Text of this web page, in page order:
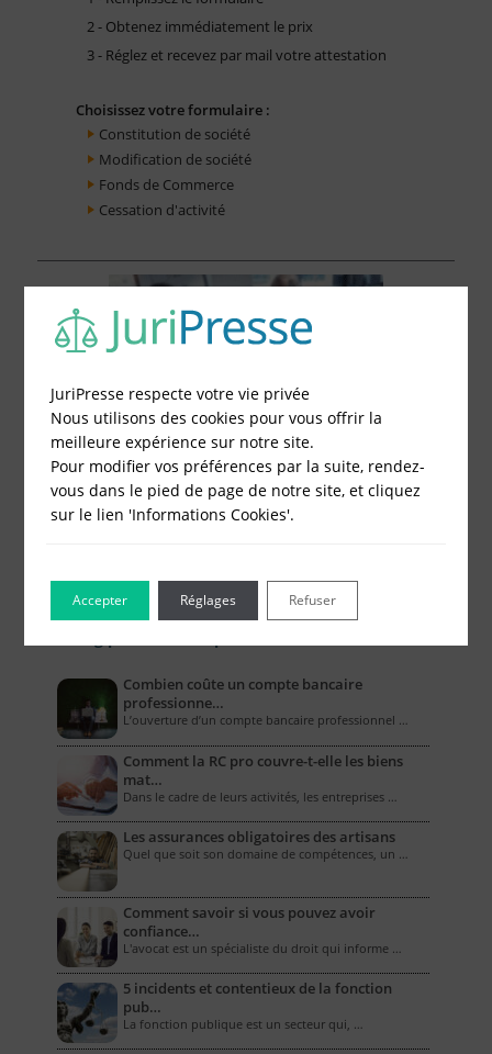
2 - Obtenez immédiatement le prix
3 - Réglez et recevez par mail votre attestation
Choisissez votre formulaire :
Constitution de société
Modification de société
Fonds de Commerce
Cessation d'activité
Combien coûte un compte bancaire
professionne…
L’ouverture d’un compte bancaire professionnel …
Comment la RC pro couvre-t-elle les biens
mat…
Dans le cadre de leurs activités, les entreprises …
Les assurances obligatoires des artisans
Quel que soit son domaine de compétences, un …
Comment savoir si vous pouvez avoir
confiance…
L'avocat est un spécialiste du droit qui informe …
5 incidents et contentieux de la fonction
pub…
La fonction publique est un secteur qui, …
JuriPresse respecte votre vie privée
Nous utilisons des cookies pour vous offrir la
meilleure expérience sur notre site.
Pour modifier vos préférences par la suite, rendez-
vous dans le pied de page de notre site, et cliquez
sur le lien 'Informations Cookies'.
Accepter Refuser
Réglages